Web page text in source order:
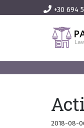
+30 694
2018-08-